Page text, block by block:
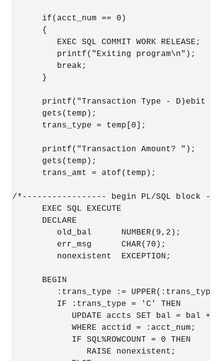
      if(acct_num == 0)
      {
         EXEC SQL COMMIT WORK RELEASE;
         printf("Exiting program\n");
         break;
      }
printf("Transaction Type - D)ebit
      gets(temp);
      trans_type = temp[0];
      printf("Transaction Amount? ");
      gets(temp);
      trans_amt = atof(temp);
/*----------------- begin PL/SQL block
      EXEC SQL EXECUTE
      DECLARE
         old_bal      NUMBER(9,2);
         err_msg      CHAR(70);
         nonexistent  EXCEPTION;
      BEGIN
:trans_type :=
IF :trans_type = 'C' THEN
UPDATE accts SET bal = bal +
            WHERE acctid = :acct_num;
IF SQL%ROWCOUNT = 0 THEN
               RAISE nonexistent;